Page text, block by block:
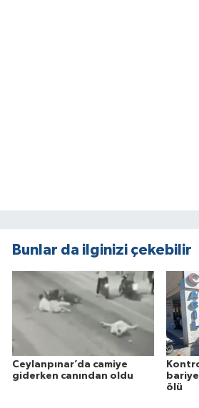
Bunlar da ilginizi çekebilir
Ceylanpınar’da camiye
giderken canından oldu
ölü